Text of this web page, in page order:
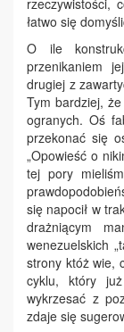
łatwo się
O ile
przenikaniem
drugiej z
Tym bardziej,
ogranych. Oś
przekonać się
„Opowieść o
tej pory
się napocił w
drażniącym
wenezuelskich
strony któż wie,
cyklu, który
wykrzesać z
zdaje się